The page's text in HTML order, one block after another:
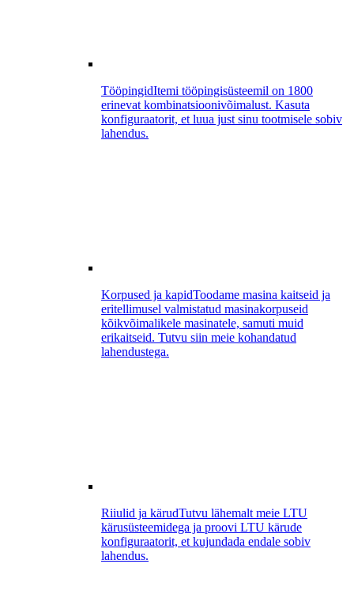
TööpingidItemi tööpingisüsteemil on 1800
erinevat kombinatsioonivõimalust. Kasuta
konfiguraatorit, et luua just sinu tootmisele sobiv
lahendus.
Korpused ja kapidToodame masina kaitseid ja
eritellimusel valmistatud masinakorpuseid
kõikvõimalikele masinatele, samuti muid
erikaitseid. Tutvu siin meie kohandatud
lahendustega.
Riiulid ja kärudTutvu lähemalt meie LTU
kärusüsteemidega ja proovi LTU kärude
konfiguraatorit, et kujundada endale sobiv
lahendus.